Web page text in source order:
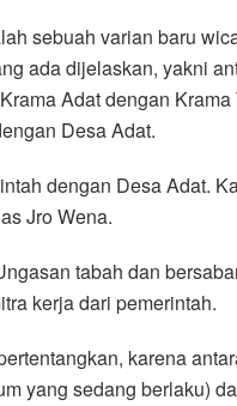
sebuah varian baru
ada dijelaskan, yakni
Adat dengan
Desa Adat.
dengan Desa Adat.
Jro Wena.
tabah dan
kerja dari pemerintah.
karena
yang sedang berlaku)